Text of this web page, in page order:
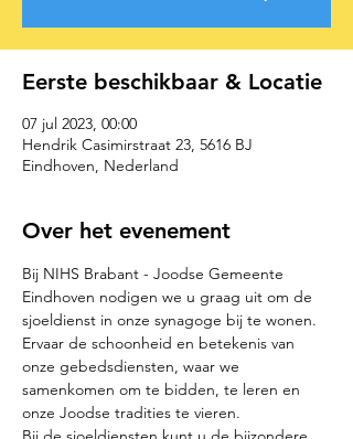
Eerste beschikbaar & Locatie
07 jul 2023, 00:00
Hendrik Casimirstraat 23, 5616 BJ
Eindhoven, Nederland
Over het evenement
Bij NIHS Brabant - Joodse Gemeente
Eindhoven nodigen we u graag uit om de
sjoeldienst in onze synagoge bij te wonen.
Ervaar de schoonheid en betekenis van
onze gebedsdiensten, waar we
samenkomen om te bidden, te leren en
onze Joodse tradities te vieren.